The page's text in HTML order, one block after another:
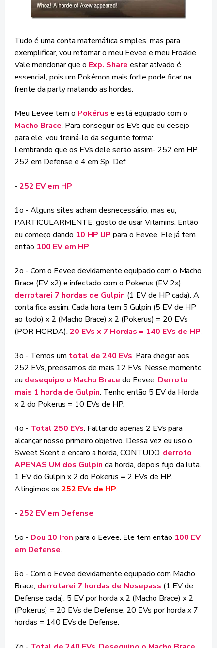
Tudo é uma conta matemática simples, mas para
exemplificar, vou retomar o meu Eevee e meu Froakie.
Vale mencionar que o Exp. Share estar ativado é
essencial, pois um Pokémon mais forte pode ficar na
frente da party matando as hordas.
Meu Eevee tem o Pokérus e está equipado com o
Macho Brace. Para conseguir os EVs que eu desejo
para ele, vou treiná-lo da seguinte forma:
Lembrando que os EVs dele serão assim- 252 em HP,
252 em Defense e 4 em Sp. Def.
- 252 EV em HP
1o - Alguns sites acham desnecessário, mas eu,
PARTICULARMENTE, gosto de usar Vitamins. Então
eu começo dando 10 HP UP para o Eevee. Ele já tem
então 100 EV em HP.
2o - Com o Eevee devidamente equipado com o Macho
Brace (EV x2) e infectado com o Pokerus (EV 2x)
derrotarei 7 hordas de Gulpin (1 EV de HP cada). A
conta fica assim: Cada hora tem 5 Gulpin (5 EV de HP
ao todo) x 2 (Macho Brace) x 2 (Pokerus) = 20 EVs
(POR HORDA). 20 EVs x 7 Hordas = 140 EVs de HP.
3o - Temos um total de 240 EVs. Para chegar aos
252 EVs, precisamos de mais 12 EVs. Nesse momento
eu desequipo o Macho Brace do Eevee. Derroto
mais 1 horda de Gulpin. Tenho então 5 EV da Horda
x 2 do Pokerus = 10 EVs de HP.
4o - Total 250 EVs. Faltando apenas 2 EVs para
alcançar nosso primeiro objetivo. Dessa vez eu uso o
Sweet Scent e encaro a horda, CONTUDO, derroto
APENAS UM dos Gulpin da horda, depois fujo da luta.
1 EV do Gulpin x 2 do Pokerus = 2 EVs de HP.
Atingimos os 252 EVs de HP.
- 252 EV em Defense
5o - Dou 10 Iron para o Eevee. Ele tem então 100 EV
em Defense.
6o - Com o Eevee devidamente equipado com Macho
Brace, derrotarei 7 hordas de Nosepass (1 EV de
Defense cada). 5 EV por horda x 2 (Macho Brace) x 2
(Pokerus) = 20 EVs de Defense. 20 EVs por horda x 7
hordas = 140 EVs de Defense.